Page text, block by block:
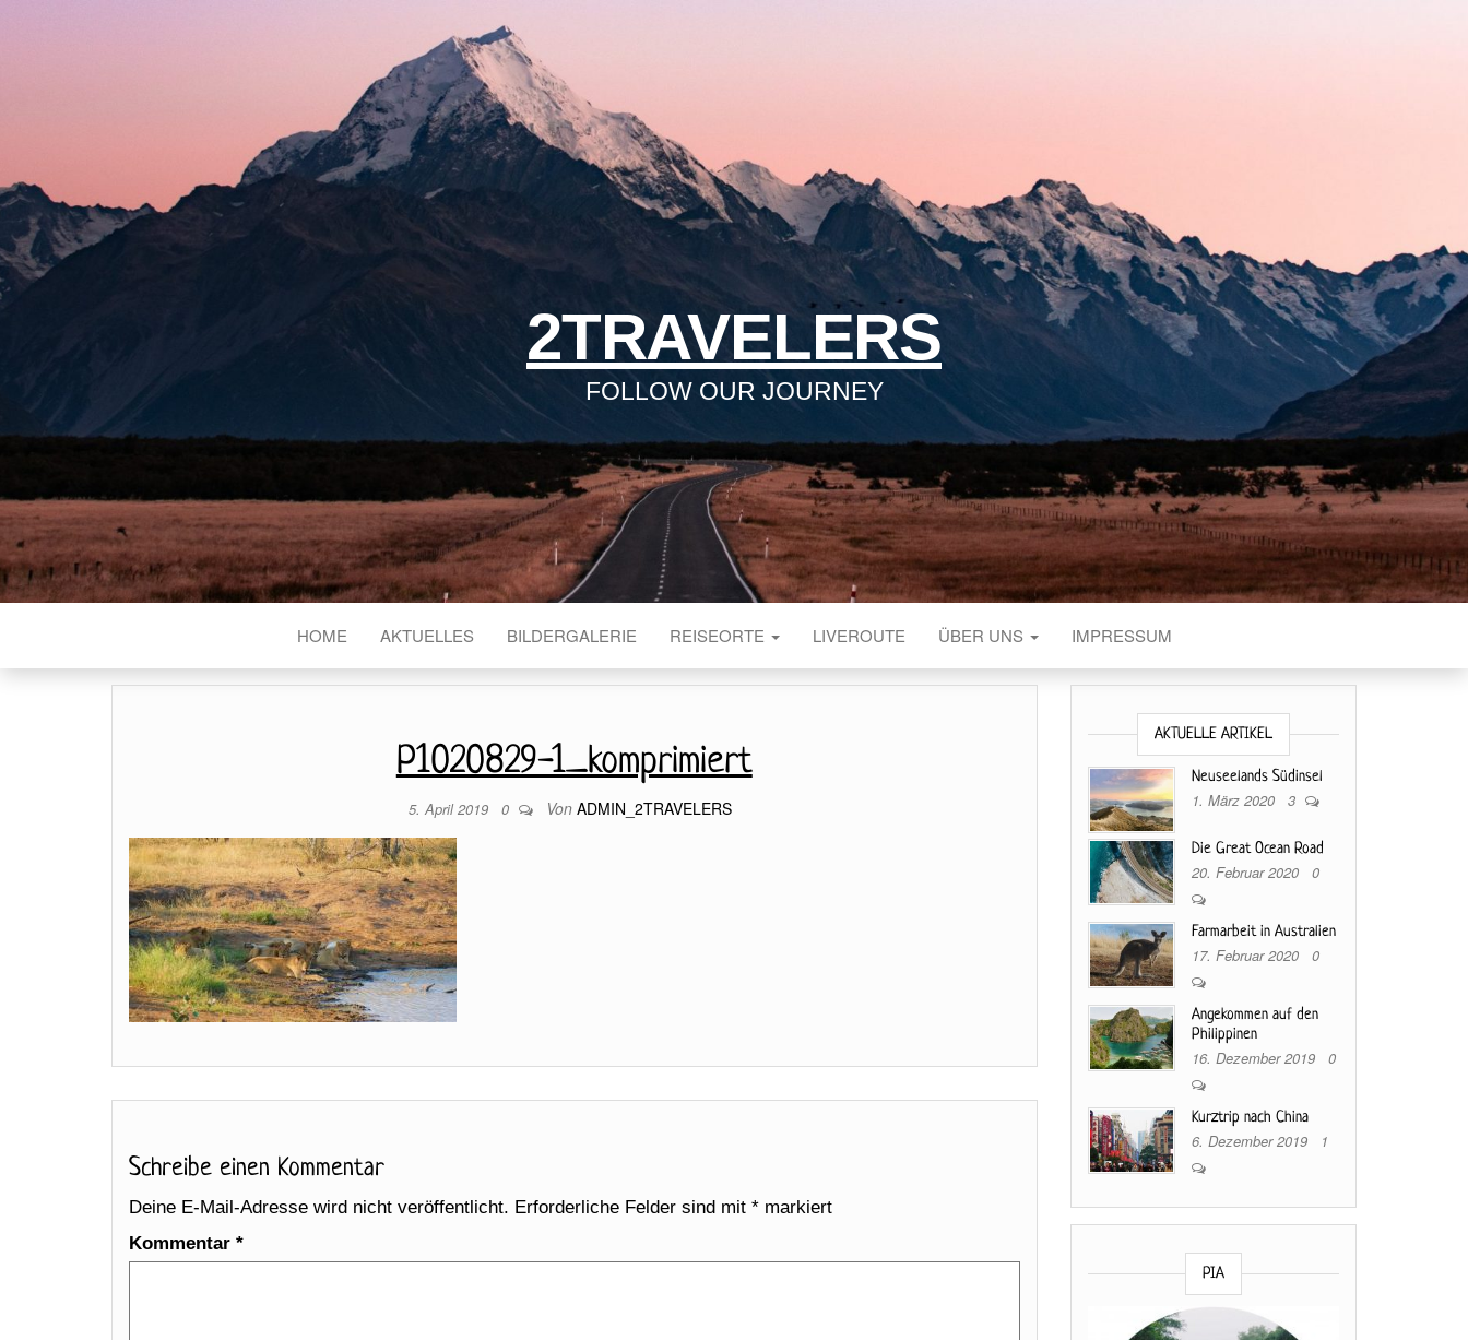
2TRAVELERS
FOLLOW OUR JOURNEY
HOME AKTUELLES BILDERGALERIE REISEORTE LIVEROUTE ÜBER UNS IMPRESSUM
P1020829-1_komprimiert
5. April 2019 0 Von ADMIN_2TRAVELERS
Schreibe einen Kommentar
Deine E-Mail-Adresse wird nicht veröffentlicht. Erforderliche Felder sind mit * markiert
Kommentar *
AKTUELLE ARTIKEL
Neuseelands Südinsel
1. März 2020 3
Die Great Ocean Road
20. Februar 2020 0
Farmarbeit in Australien
17. Februar 2020 0
Angekommen auf den
Philippinen
16. Dezember 2019 0
Kurztrip nach China
6. Dezember 2019 1
PIA